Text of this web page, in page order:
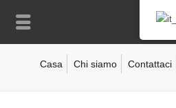
Casa Chi siamo Contattaci